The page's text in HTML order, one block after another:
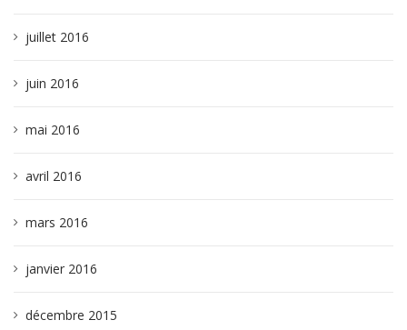
juillet 2016
juin 2016
mai 2016
avril 2016
mars 2016
janvier 2016
décembre 2015